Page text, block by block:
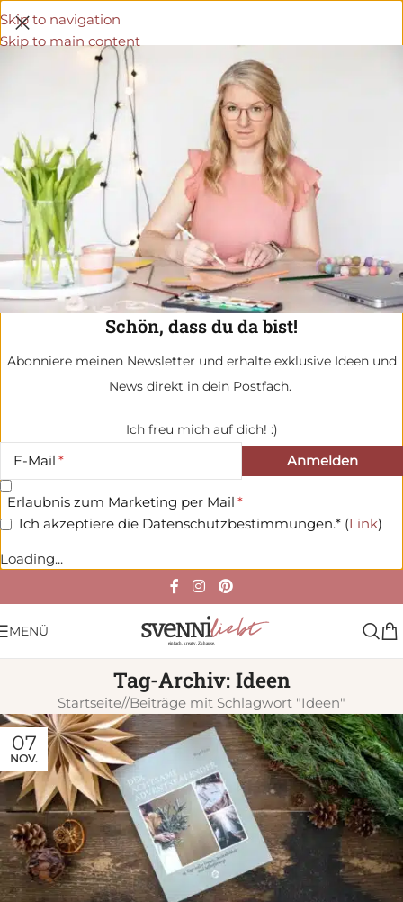
Schön, dass du da bist!
Abonniere meinen Newsletter und erhalte exklusive Ideen und
News direkt in dein Postfach.
Ich freu mich auf dich! :)
E-Mail
Erlaubnis zum Marketing per Mail
Ich akzeptiere die Datenschutzbestimmungen.* (Link)
Loading...
Skip to navigation
Skip to main content
MENÜ
Tag-Archiv: Ideen
Startseite/ Beiträge mit Schlagwort "Ideen"
07
NOV.